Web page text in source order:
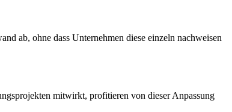
ab, ohne dass Unternehmen diese einzeln nachweisen
mitwirkt, profitieren von dieser Anpassung